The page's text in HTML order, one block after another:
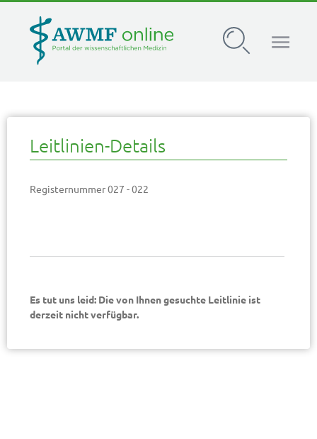
Leitlinien-Details
Registernummer 027 - 022
Es tut uns leid: Die von Ihnen gesuchte Leitlinie ist
derzeit nicht verfügbar.